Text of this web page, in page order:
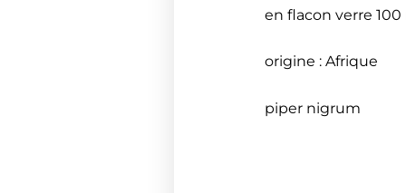
en flacon verre 100
origine : Afrique
piper nigrum